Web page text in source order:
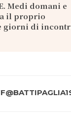
Medi domani e
il proprio
giorni di